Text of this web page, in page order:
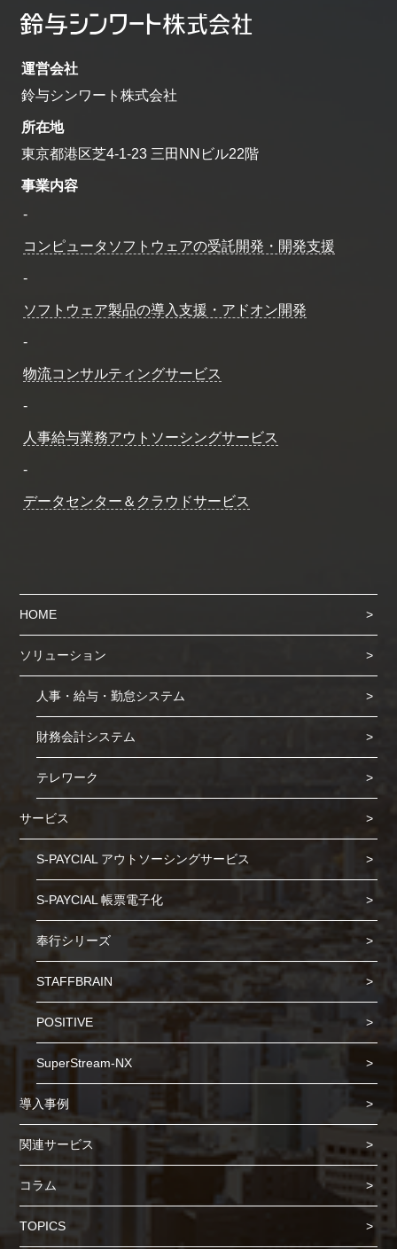
運営会社
鈴与シンワート株式会社
所在地
東京都港区芝4-1-23 三田NNビル22階
事業内容
-
コンピュータソフトウェアの受託開発・開発支援
-
ソフトウェア製品の導入支援・アドオン開発
-
物流コンサルティングサービス
-
人事給与業務アウトソーシングサービス
-
データセンター＆クラウドサービス
HOME
ソリューション
人事・給与・勤怠システム
財務会計システム
テレワーク
サービス
S-PAYCIAL アウトソーシングサービス
S-PAYCIAL 帳票電子化
奉行シリーズ
STAFFBRAIN
POSITIVE
SuperStream-NX
導入事例
関連サービス
コラム
TOPICS